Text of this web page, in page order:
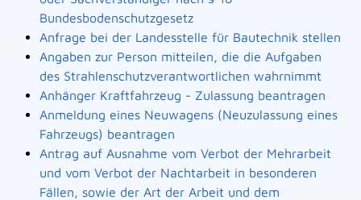
Bundesbodenschutzgesetz
Anfrage bei der Landesstelle für Bautechnik stellen
Angaben zur Person mitteilen, die die Aufgaben
des Strahlenschutzverantwortlichen wahrnimmt
Anhänger Kraftfahrzeug - Zulassung beantragen
Anmeldung eines Neuwagens (Neuzulassung eines
Fahrzeugs) beantragen
Antrag auf Ausnahme vom Verbot der Mehrarbeit
und vom Verbot der Nachtarbeit in besonderen
Fällen, sowie der Art der Arbeit und dem